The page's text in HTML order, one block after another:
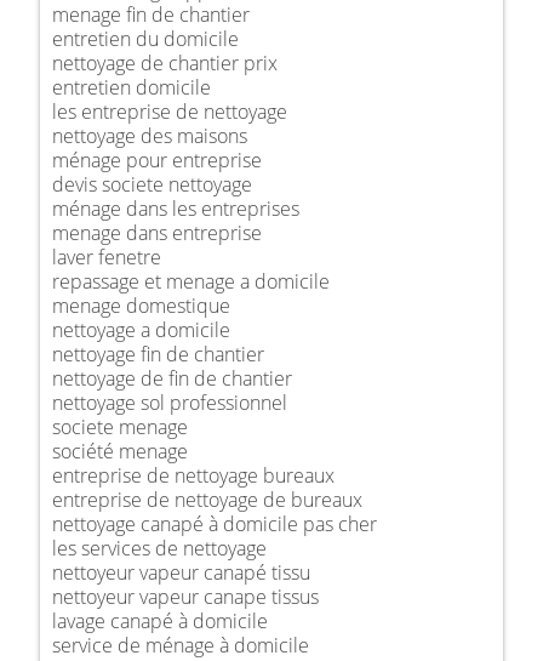
menage fin de chantier
entretien du domicile
nettoyage de chantier prix
entretien domicile
les entreprise de nettoyage
nettoyage des maisons
ménage pour entreprise
devis societe nettoyage
ménage dans les entreprises
menage dans entreprise
laver fenetre
repassage et menage a domicile
menage domestique
nettoyage a domicile
nettoyage fin de chantier
nettoyage de fin de chantier
nettoyage sol professionnel
societe menage
société menage
entreprise de nettoyage bureaux
entreprise de nettoyage de bureaux
nettoyage canapé à domicile pas cher
les services de nettoyage
nettoyeur vapeur canapé tissu
nettoyeur vapeur canape tissus
lavage canapé à domicile
service de ménage à domicile